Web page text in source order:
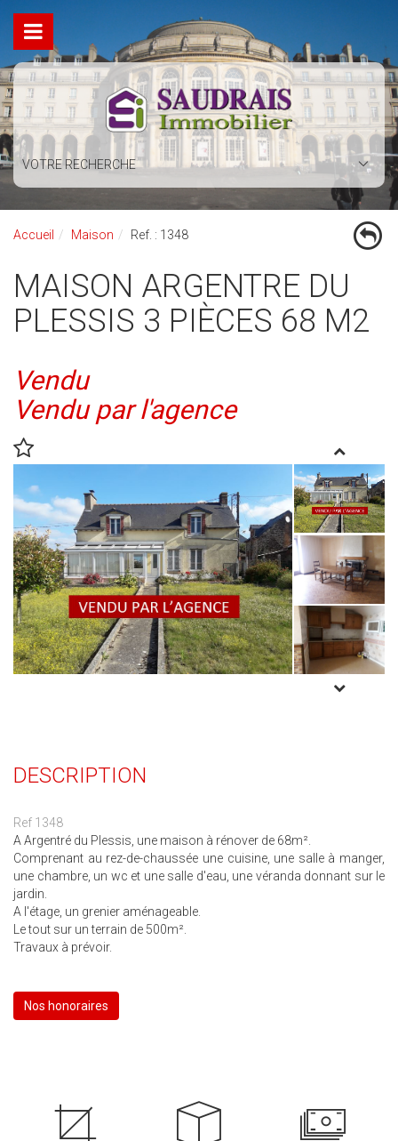
VOTRE RECHERCHE
Accueil Maison Ref. : 1348
MAISON ARGENTRE DU
PLESSIS 3 PIÈCES 68 M2
Vendu
Vendu par l'agence
DESCRIPTION
Ref 1348
A Argentré du Plessis, une maison à rénover de 68m².
Comprenant au rez-de-chaussée une cuisine, une salle à manger,
une chambre, un wc et une salle d'eau, une véranda donnant sur le
jardin.
A l'étage, un grenier aménageable.
Le tout sur un terrain de 500m².
Travaux à prévoir.
Nos honoraires